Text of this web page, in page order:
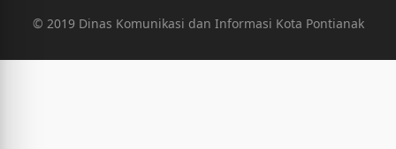
© 2019 Dinas Komunikasi dan Informasi Kota Pontianak